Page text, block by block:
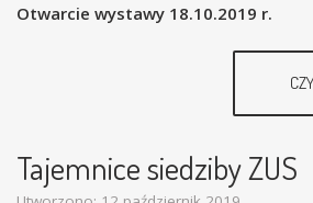
Otwarcie wystawy 18.10.2019 r.
Tajemnice siedziby ZUS